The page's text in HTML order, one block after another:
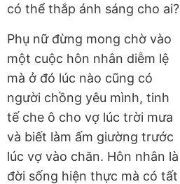
có thể thắp ánh sáng cho ai?
Phụ nữ đừng mong chờ vào
một cuộc hôn nhân diễm lệ
mà ở đó lúc nào cũng có
người chồng yêu mình, tinh
tế che ô cho vợ lúc trời mưa
và biết làm ấm giường trước
lúc vợ vào chăn. Hôn nhân là
đời sống hiện thực mà có tất